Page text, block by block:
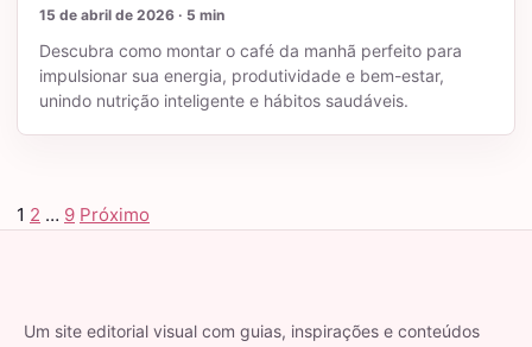
15 de abril de 2026 · 5 min
Descubra como montar o café da manhã perfeito para
impulsionar sua energia, produtividade e bem-estar,
unindo nutrição inteligente e hábitos saudáveis.
Paginação de posts
1 2 … 9 Próximo
Um site editorial visual com guias, inspirações e conteúdos